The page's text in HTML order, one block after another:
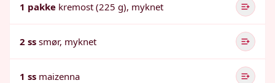
1 pakke kremost (225 g), myknet
2 ss smør, myknet
1 ss maizenna